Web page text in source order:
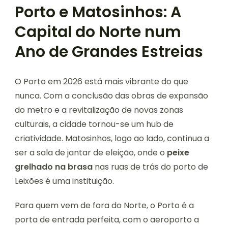
Porto e Matosinhos: A
Capital do Norte num
Ano de Grandes Estreias
O Porto em 2026 está mais vibrante do que
nunca. Com a conclusão das obras de expansão
do metro e a revitalização de novas zonas
culturais, a cidade tornou-se um hub de
criatividade. Matosinhos, logo ao lado, continua a
ser a sala de jantar de eleição, onde o peixe
grelhado na brasa nas ruas de trás do porto de
Leixões é uma instituição.
Para quem vem de fora do Norte, o Porto é a
porta de entrada perfeita, com o aeroporto a